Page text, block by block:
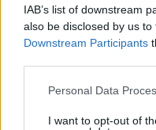
IAB’s list of downstream
also be disclosed by us
Downstream Participants
Please note that this
not limited to your visit or
Personal Data
I want to opt-out of
ΑΠΑΝΤΗΣΗ